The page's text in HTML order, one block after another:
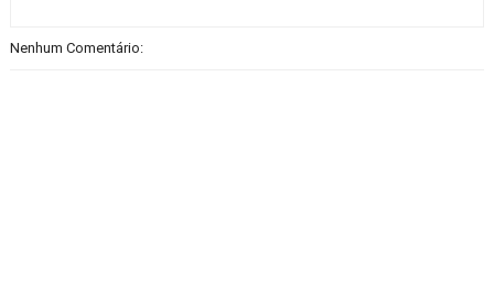
Nenhum Comentário: